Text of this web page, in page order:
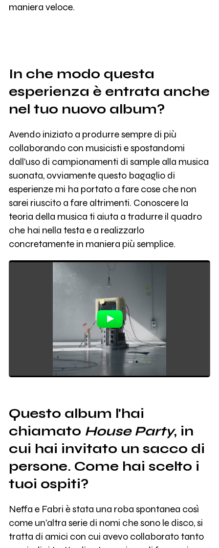
maniera veloce.
In che modo questa
esperienza è entrata anche
nel tuo nuovo album?
Avendo iniziato a produrre sempre di più
collaborando con musicisti e spostandomi
dall'uso di campionamenti di sample alla musica
suonata, ovviamente questo bagaglio di
esperienze mi ha portato a fare cose che non
sarei riuscito a fare altrimenti. Conoscere la
teoria della musica ti aiuta a tradurre il quadro
che hai nella testa e a realizzarlo
concretamente in maniera più semplice.
Questo album l'hai
chiamato House Party, in
cui hai invitato un sacco di
persone. Come hai scelto i
tuoi ospiti?
Neffa e Fabri è stata una roba spontanea così
come un'altra serie di nomi che sono le disco, si
tratta di amici con cui avevo collaborato tanto